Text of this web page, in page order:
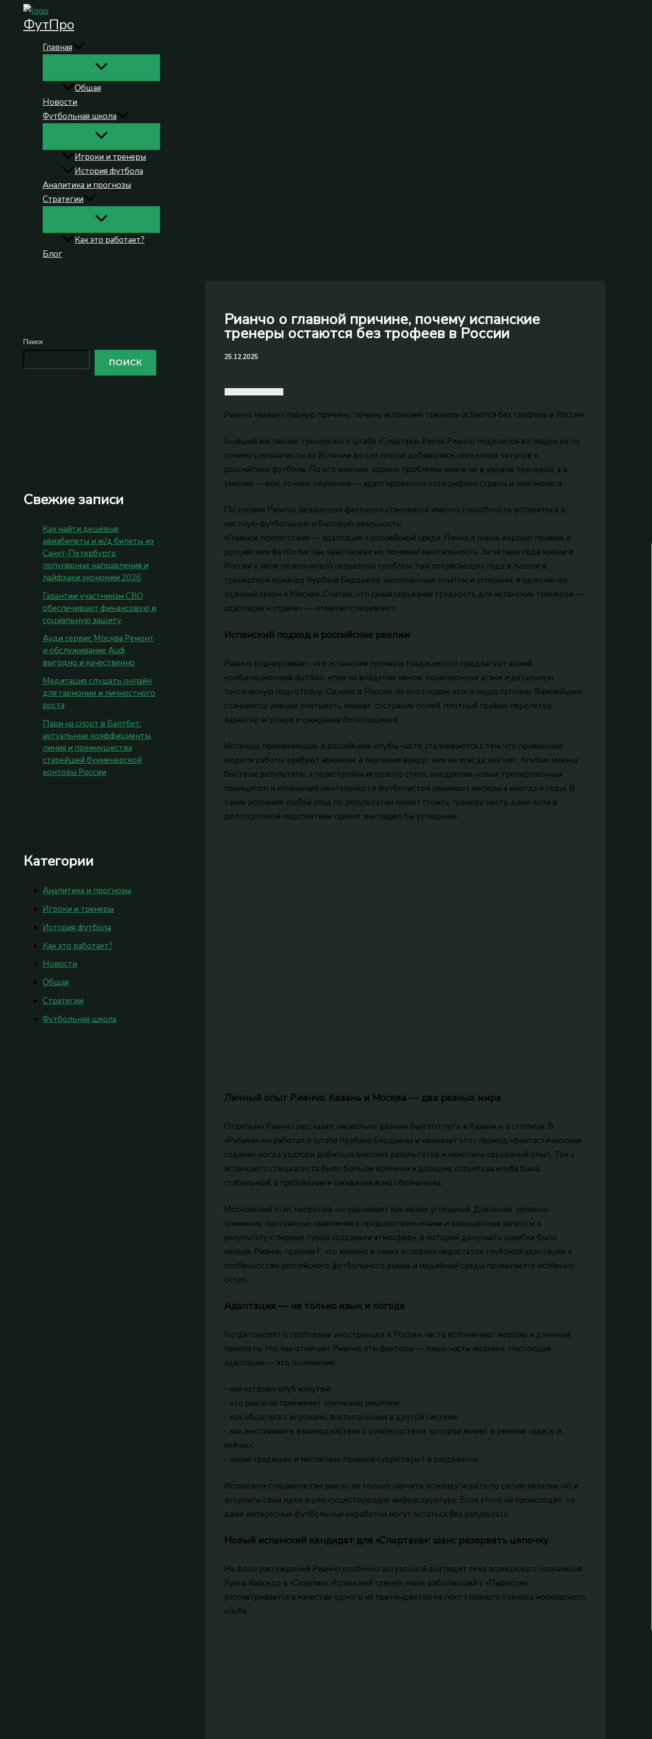
Перейти
ФутПро
Главная
Общая
Новости
Футбольная школа
Игроки и тренеры
История футбола
Аналитика и прогнозы
Стратегии
Как это работает?
Блог
Поиск
ПОИСК
Свежие записи
Как найти дешёвые
авиабилеты и ж/д билеты из
Санкт‑Петербурга:
популярные направления и
лайфхаки экономии 2026
Гарантии участникам СВО
обеспечивают финансовую и
социальную защиту
Ауди сервис Москва Ремонт
и обслуживание Audi
выгодно и качественно
Медитация слушать онлайн
для гармонии и личностного
роста
Пари на спорт в Балтбет:
актуальные коэффициенты,
линия и преимущества
старейшей букмекерской
конторы России
Категории
Аналитика и прогнозы
Игроки и тренеры
История футбола
Как это работает?
Новости
Общая
Стратегии
Футбольная школа
Рианчо о главной причине, почему испанские
тренеры остаются без трофеев в России
25.12.2025
Рианчо назвал главную причину, почему испанские тренеры остаются без трофеев в России
Бывший наставник тренерского штаба «Спартака» Рауль Рианчо поделился взглядом на то,
почему специалисты из Испании до сих пор не добивались серьезных титулов в
российском футболе. По его мнению, корень проблемы вовсе не в уровне тренеров, а в
умении — или, точнее, неумении — адаптироваться к специфике страны и чемпионата.
По словам Рианчо, решающим фактором становится именно способность встроиться в
местную футбольную и бытовую реальность:
«Главное препятствие — адаптация к российской среде. Лично я очень хорошо привык к
российским футболистам, чувствовал их, понимал ментальность. За четыре года жизни в
России у меня не возникало серьезных проблем: три потрясающих года в Казани в
тренерской команде Курбана Бердыева, наполненные опытом и успехами, и один менее
удачный сезон в Москве. Считаю, что самая серьезная трудность для испанских тренеров —
адаптация к стране», — отметил специалист.
Испанский подход и российские реалии
Рианчо подчеркивает, что испанские тренеры традиционно предлагают яркий,
комбинационный футбол, упор на владение мячом, позиционные атаки и детальную
тактическую подготовку. Однако в России, по его словам, этого недостаточно. Важнейшим
становится умение учитывать климат, состояние полей, плотный график перелетов,
характер игроков и ожидания болельщиков.
Испанцы, приезжающие в российские клубы, часто сталкиваются с тем, что привычные
модели работы требуют времени, а терпения вокруг них не всегда хватает. Клубам нужны
быстрые результаты, а перестройка игрового стиля, внедрение новых тренировочных
принципов и изменение ментальности футболистов занимают месяцы, а иногда и годы. В
таких условиях любой спад по результатам может стоить тренеру места, даже если в
долгосрочной перспективе проект выглядел бы успешным.
Личный опыт Рианчо: Казань и Москва — два разных мира
Отдельно Рианчо рассказал, насколько разным был его путь в Казани и в столице. В
«Рубине» он работал в штабе Курбана Бердыева и называет этот период «фантастическими
годами», когда удалось добиться высоких результатов и накопить серьезный опыт. Там у
испанского специалиста было больше времени и доверия, структура клуба была
стабильной, а требования и ожидания ясно обозначены.
Московский этап, напротив, он оценивает как менее успешный. Давление, уровень
внимания, постоянные сравнения с предшественниками и завышенные запросы к
результату с первых туров создавали атмосферу, в которой допускать ошибки было
нельзя. Рианчо признает, что именно в таких условиях недостаток глубокой адаптации к
особенностям российского футбольного рынка и медийной среды проявляется особенно
остро.
Адаптация — не только язык и погода
Когда говорят о проблемах иностранцев в России, часто вспоминают морозы и длинные
перелеты. Но, как отмечает Рианчо, эти факторы — лишь часть мозаики. Настоящая
адаптация — это понимание:
- как устроен клуб изнутри;
- кто реально принимает ключевые решения;
- как общаться с игроками, воспитанными в другой системе;
- как выстраивать взаимодействие с руководством, которое живет в режиме «здесь и
сейчас»;
- какие традиции и негласные правила существуют в раздевалке.
Испанским специалистам важно не только научить команду играть по своим лекалам, но и
встроить свои идеи в уже существующую инфраструктуру. Если этого не происходит, то
даже интересные футбольные наработки могут остаться без результата.
Новый испанский кандидат для «Спартака»: шанс разорвать цепочку
На фоне рассуждений Рианчо особенно актуальной выглядит тема возможного назначения
Хуана Карседо в «Спартак». Испанский тренер, ныне работающий с «Пафосом»,
рассматривается в качестве одного из претендентов на пост главного тренера московского
клуба.